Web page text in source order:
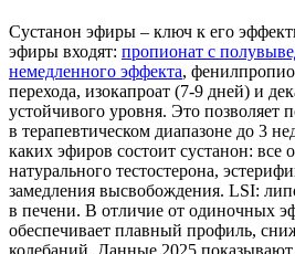
Сустанон эфиры – ключ к его
эфиры входят: пропионат с
немедленного эффекта,
перехода, изокапроат (7-9 дней) и
устойчивого уровня. Это позволяет
в терапевтическом диапазоне до 3
каких эфиров состоит сустанон: все
натурального тестостерона,
замедления высвобождения. LSI:
в печени. В отличие от одиночных
обеспечивает плавный профиль,
колебаний. Данные 2025